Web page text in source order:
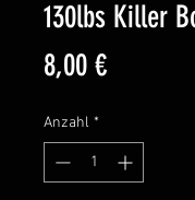
130lbs Killer
8,00 €Preis
Anzahl *